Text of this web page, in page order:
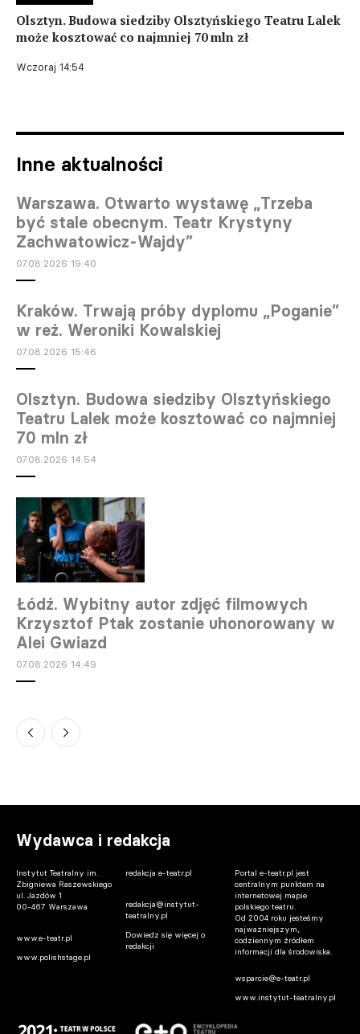
Olsztyn. Budowa siedziby Olsztyńskiego Teatru Lalek
może kosztować co najmniej 70 mln zł
Wczoraj 14:54
Inne aktualności
Warszawa. Otwarto wystawę „Trzeba
być stale obecnym. Teatr Krystyny
Zachwatowicz-Wajdy”
07.08.2026 19:40
Kraków. Trwają próby dyplomu „Poganie”
w reż. Weroniki Kowalskiej
07.08.2026 15:46
Olsztyn. Budowa siedziby Olsztyńskiego
Teatru Lalek może kosztować co najmniej
70 mln zł
07.08.2026 14:54
Łódź. Wybitny autor zdjęć filmowych
Krzysztof Ptak zostanie uhonorowany w
Alei Gwiazd
07.08.2026 14:49
piętrze Pałacu Kultury trwa
Gdańsk. Donald Tusk spotkał się z Jesse
prezent
Warszawa. Iga Cembrzyńska spocznie na
Powązkach Wojskowych
Wydawca i redakcja
Instytut Teatralny im.
Zbigniewa Raszewskiego
ul. Jazdów 1
00-467 Warszawa
www.e-teatr.pl
www.polishstage.pl
redakcja e-teatr.pl
redakcja@instytut-
teatralny.pl
Dowiedz się więcej o
redakcji
Portal e-teatr.pl jest
centralnym punktem na
internetowej mapie
polskiego teatru.
Od 2004 roku jesteśmy
najważniejszym,
codziennym źródłem
informacji dla środowiska.
wsparcie@e-teatr.pl
www.instytut-teatralny.pl